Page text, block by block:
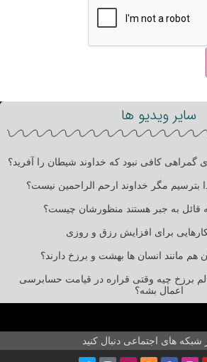
سایر ویدیو ها
گمراهی کافی نبود که خداوند شیطان را آفرید؟
بترسیم مگر خداوند ارحم الراحمین نیست؟
قائل به جبر هستند منظورشان چیست؟
برای افزایش رزق و روزی
هم مانند انسان ها بهشت و برزخ دارند؟
برزخ چیه وقتی قراره در قیامت حسابرسی
اعمال بشه؟
شبکه های اجتماعی دنبال کنید